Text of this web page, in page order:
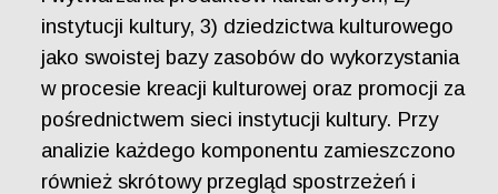
instytucji kultury, 3) dziedzictwa kulturowego
jako swoistej bazy zasobów do wykorzystania
w procesie kreacji kulturowej oraz promocji za
pośrednictwem sieci instytucji kultury. Przy
analizie każdego komponentu zamieszczono
również skrótowy przegląd spostrzeżeń i